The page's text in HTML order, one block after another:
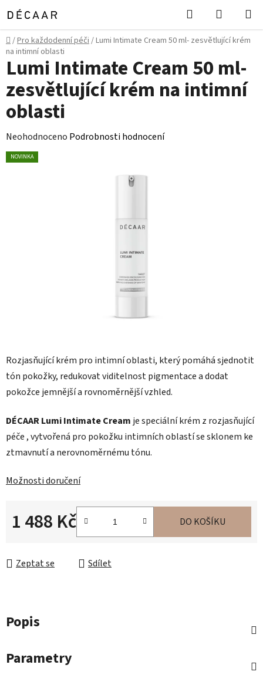
Přejít
na
obsah
Hledat
KOŠÍK
Domů
/Pro každodenní péči/Lumi Intimate Cream 50 ml- zesvětlující krém
na intimní oblasti
Rozjasňující krém pro intimní oblasti, který pomáhá sjednotit
tón pokožky, redukovat viditelnost pigmentace a dodat
pokožce jemnější a rovnoměrnější vzhled.
DÉCAAR Lumi Intimate Cream je speciální krém z rozjasňující
péče , vytvořená pro pokožku intimních oblastí se sklonem ke
ztmavnutí a nerovnoměrnému tónu.
Možnosti doručení
1 488 Kč DO KOŠÍKU
Zeptat se Sdílet
Lumi Intimate Cream 50 ml-
zesvětlující krém na intimní
oblasti
Průměrné
hodnocení
Neohodnoceno Podrobnosti hodnocení
NOVINKA
Popis
Parametry